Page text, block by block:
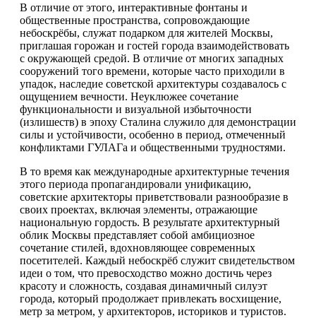
В отличие от этого, интерактивные фонтаны и
общественные пространства, сопровождающие
небоскрёбы, служат подарком для жителей Москвы,
приглашая горожан и гостей города взаимодействовать
с окружающей средой. В отличие от многих западных
сооружений того времени, которые часто приходили в
упадок, наследие советской архитектуры создавалось с
ощущением вечности. Неуклюжее сочетание
функциональности и визуальной избыточности
(излишеств) в эпоху Сталина служило для демонстрации
силы и устойчивости, особенно в период, отмеченный
конфликтами ГУЛАГа и общественными трудностями.
В то время как международные архитектурные течения
этого периода пропагандировали унификацию,
советские архитекторы приветствовали разнообразие в
своих проектах, включая элементы, отражающие
национальную гордость. В результате архитектурный
облик Москвы представляет собой амбициозное
сочетание стилей, вдохновляющее современных
посетителей. Каждый небоскрёб служит свидетельством
идеи о том, что превосходство можно достичь через
красоту и сложность, создавая динамичный силуэт
города, который продолжает привлекать восхищение,
метр за метром, у архитекторов, историков и туристов.